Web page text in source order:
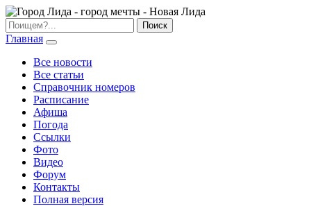
Главная
Все новости
Все статьи
Справочник номеров
Расписание
Афиша
Погода
Ссылки
Фото
Видео
Форум
Контакты
Полная версия